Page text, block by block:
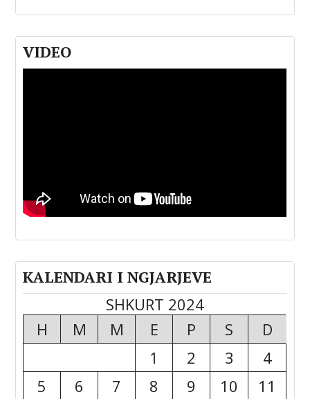
VIDEO
KALENDARI I NGJARJEVE
SHKURT 2024
H
M M E P S
D
1
2 3
4
5
6 7 8 9 10
11